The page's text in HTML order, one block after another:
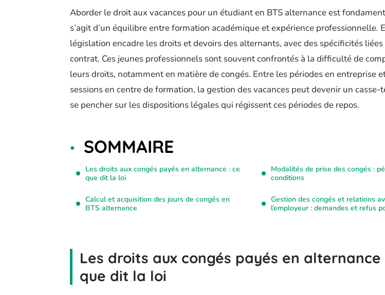
Aborder le droit aux vacances pour un étudiant en BTS alternance est
s’agit d’un équilibre entre formation académique et expérience professionnelle.
législation encadre les droits et devoirs des alternants, avec des spécificités
contrat. Ces jeunes professionnels sont souvent confrontés à la difficulté de
leurs droits, notamment en matière de congés. Entre les périodes en entreprise
sessions en centre de formation, la gestion des vacances peut devenir un
se pencher sur les dispositions légales qui régissent ces périodes de repos.
SOMMAIRE
Les droits aux congés payés en alternance : ce
que dit la loi
Calcul et acquisition des jours de congés en
BTS alternance
Modalités de prise des congés :
conditions
Gestion des congés et relations
l’employeur : demandes et refus
Les droits aux congés payés en alternance
que dit la loi